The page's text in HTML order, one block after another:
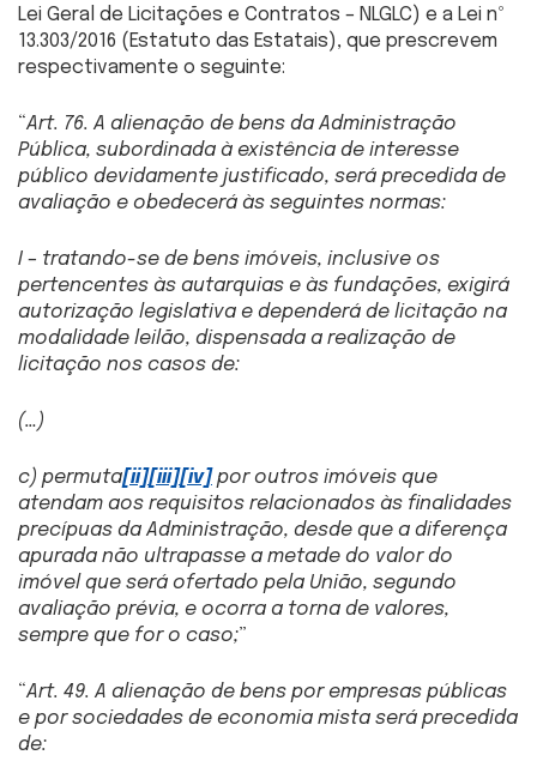
Lei Geral de Licitações e Contratos – NLGLC) e a Lei nº
13.303/2016 (Estatuto das Estatais), que prescrevem
respectivamente o seguinte:
“Art. 76. A alienação de bens da Administração
Pública, subordinada à existência de interesse
público devidamente justificado, será precedida de
avaliação e obedecerá às seguintes normas:
I – tratando-se de bens imóveis, inclusive os
pertencentes às autarquias e às fundações, exigirá
autorização legislativa e dependerá de licitação na
modalidade leilão, dispensada a realização de
licitação nos casos de:
(…)
c) permuta[ii][iii][iv] por outros imóveis que
atendam aos requisitos relacionados às finalidades
precípuas da Administração, desde que a diferença
apurada não ultrapasse a metade do valor do
imóvel que será ofertado pela União, segundo
avaliação prévia, e ocorra a torna de valores,
sempre que for o caso;”
“Art. 49. A alienação de bens por empresas públicas
e por sociedades de economia mista será precedida
de: